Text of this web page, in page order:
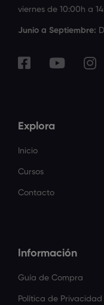
viernes de 10:00h a
Junio a Septiembre:
Explora
Inicio
Cursos
Contacto
Información
Guía de Compra
Política de Privacidad